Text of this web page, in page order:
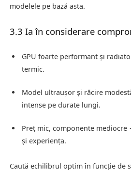
modelele pe bază asta.
3.3 Ia în considerare
GPU foarte performant și
termic.
Model ultraușor și răcire
intense pe durate lungi.
Preț mic, componente
și experiența.
Caută echilibrul optim în funcție de